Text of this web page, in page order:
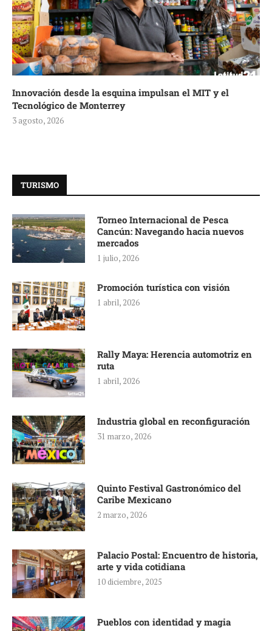
Innovación desde la esquina impulsan el MIT y el
Tecnológico de Monterrey
3 agosto, 2026
TURISMO
Torneo Internacional de Pesca
Cancún: Navegando hacia nuevos
mercados
1 julio, 2026
Promoción turística con visión
1 abril, 2026
Rally Maya: Herencia automotriz en
ruta
1 abril, 2026
Industria global en reconfiguración
31 marzo, 2026
Quinto Festival Gastronómico del
Caribe Mexicano
2 marzo, 2026
Palacio Postal: Encuentro de historia,
arte y vida cotidiana
10 diciembre, 2025
Pueblos con identidad y magia